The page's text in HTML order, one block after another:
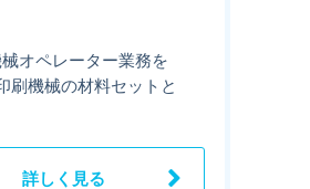
オペレーター業務を
刷機械の材料セットと
詳しく見る